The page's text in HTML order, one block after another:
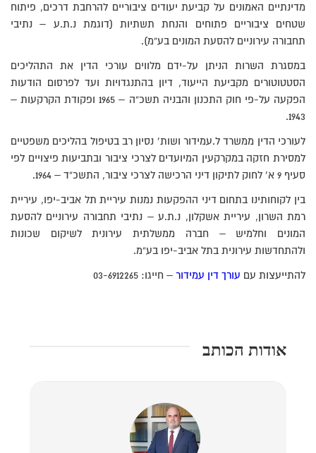
מדינתיים האמונים על קביעת יעודים ציבוריים להרחבת דרכים, פיתוח
שטחים ציבוריים פתוחים והנחת תשתיות (דוגמת נ.ת.ע – נתיבי
תחבורה עירוניים להסעת המונים בע”מ).
במסגרת השרות הניתן על-ידם מלווים עורכי הדין את התהליכים
הסטטוטורים מקביעת הייעוד, דיון בהתנגדויות ועד לפרסום הודעות
הפקעה על-פי חוק התכנון והבניה תשכ”ה – 1965 ופקודת הקרקעות –
1943.
לעורכי הדין ממשרד ל.עמידור ושות’ נסיון רב בטיפול בהליכים משפטיים
למסירת חזקה במקרקעין המיועדים לצרכי ציבור ובתביעות פיצויים לפי
סעיף 9 א’ לחוק לתיקון דיני הרכישה לצרכי ציבור, התשכ”ד – 1964.
בין לקוחותינו בתחום דיני ההפקעות נמנות עיריית תל אביב-יפו, עיריית
רמת השרון, עיריית אשקלון, נ.ת.ע – נתיבי תחבורה עירוניים להסעת
המונים וחלמיש – חברה ממשלתית עירונית לשיקום שכונות
ולהתחדשות עירונית בתל אביב-יפו בע”מ.
להתייעצות עם עורך דין עמידור – חייגו: 03-6912265
אודות הכותב